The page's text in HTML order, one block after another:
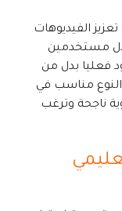
الفيديوهات
مستخدمين
فعليا بدل من
النوع مناسب في
ناجحة وترغب